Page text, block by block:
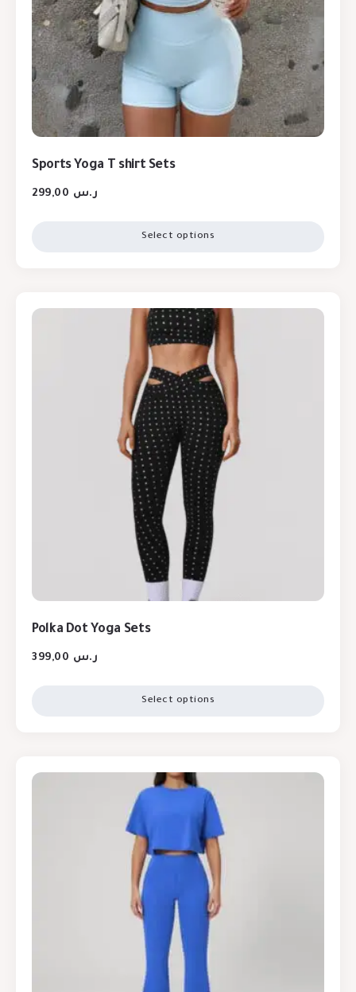
Sports Yoga T shirt Sets
ر.س
Select options
Polka Dot Yoga Sets
ر.س
Select options